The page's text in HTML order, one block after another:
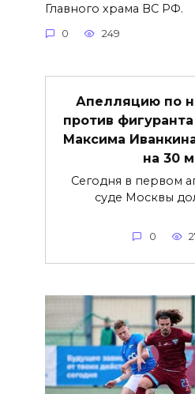
Главного храма ВС РФ.
0 249
Апелляцию по
против
Максима
на 30
Сегодня в первом
суде Москвы
0